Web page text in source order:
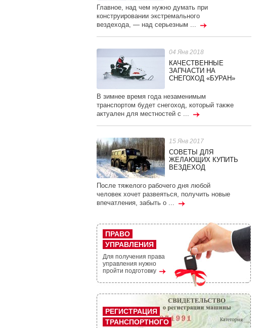
Главное, над чем нужно думать при
конструировании экстремального
вездехода, — над серьезным ...
04 Янв 2018
КАЧЕСТВЕННЫЕ
ЗАПЧАСТИ НА
СНЕГОХОД «БУРАН»
В зимнее время года незаменимым
транспортом будет снегоход, который также
актуален для местностей с ...
15 Янв 2017
СОВЕТЫ ДЛЯ
ЖЕЛАЮЩИХ КУПИТЬ
ВЕЗДЕХОД
После тяжелого рабочего дня любой
человек хочет развеяться, получить новые
впечатления, забыть о ...
ПРАВО
УПРАВЛЕНИЯ
Для получения права
управления нужно
пройти подготовку
РЕГИСТРАЦИЯ
ТРАНСПОРТНОГО